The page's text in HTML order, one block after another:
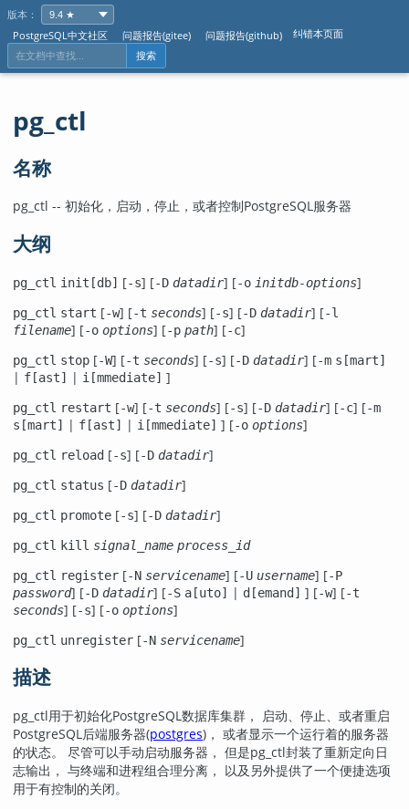
版本：
PostgreSQL中文社区
问题报告(gitee) 问题报告(github) 纠错本页面
搜索
pg_ctl
名称
pg_ctl -- 初始化，启动，停止，或者控制PostgreSQL服务器
大纲
pg_ctl init[db] [-s] [-D datadir] [-o initdb-options]
pg_ctl start [-w] [-t seconds] [-s] [-D datadir] [-l
filename] [-o options] [-p path] [-c]
pg_ctl stop [-W] [-t seconds] [-s] [-D datadir] [-m s[mart]
| f[ast] | i[mmediate] ]
pg_ctl restart [-w] [-t seconds] [-s] [-D datadir] [-c] [-m
s[mart]
| f[ast] | i[mmediate] ] [-o options]
pg_ctl reload [-s] [-D datadir]
pg_ctl status [-D datadir]
pg_ctl promote [-s] [-D datadir]
pg_ctl kill signal_name process_id
pg_ctl register [-N servicename] [-U username] [-P
password] [-D datadir] [-S a[uto] | d[emand] ] [-w] [-t
seconds] [-s] [-o options]
pg_ctl unregister [-N servicename]
描述
pg_ctl用于初始化PostgreSQL 数据库集群， 启动、停止、或者重启
PostgreSQL 后端服务器(postgres)， 或者显示一个运行着的服务器
的状态。 尽管可以手动启动服务器， 但是pg_ctl封装了重新定向日
志输出， 与终端和进程组合理分离， 以及另外提供了一个便捷选项
用于有控制的关闭。